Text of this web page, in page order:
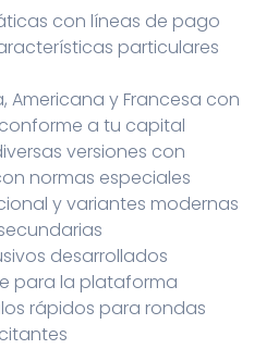
con líneas de pago
particulares
Americana y Francesa con
a tu capital
versiones con
normas especiales
y variantes modernas
desarrollados
para la plataforma
rápidos para rondas